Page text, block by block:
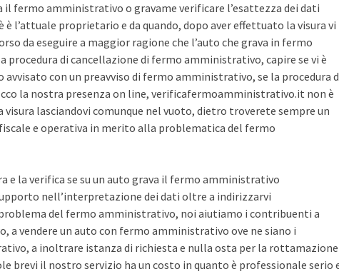
fermo amministrativo o gravame verificare l’esattezza dei dati
l’attuale proprietario e da quando, dopo aver effettuato la visura vi
da eseguire a maggior ragione che l’auto che grava in fermo
di cancellazione di fermo amministrativo, capire se vi è
con un preavviso di fermo amministrativo, se la procedura
la nostra presenza on line, verificafermoamministrativo.it non è
lasciandovi comunque nel vuoto, dietro troverete sempre un
e operativa in merito alla problematica del fermo
e la verifica se su un auto grava il fermo amministrativo
nell’interpretazione dei dati oltre a indirizzarvi
del fermo amministrativo, noi aiutiamo i contribuenti a
vendere un auto con fermo amministrativo ove ne siano i
a inoltrare istanza di richiesta e nulla osta per la rottamazione
brevi il nostro servizio ha un costo in quanto è professionale serio